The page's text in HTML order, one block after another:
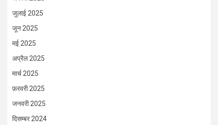
जुलाई 2025
जून 2025
मई 2025
अप्रैल 2025
मार्च 2025
फ़रवरी 2025
जनवरी 2025
दिसम्बर 2024